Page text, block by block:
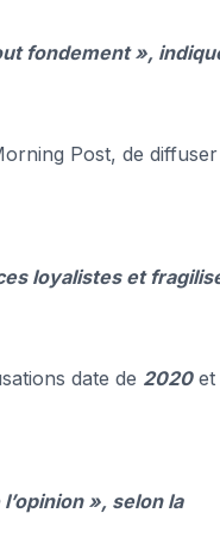
fondement »,
Post, de
loyalistes et
date de 2020et
», selon la